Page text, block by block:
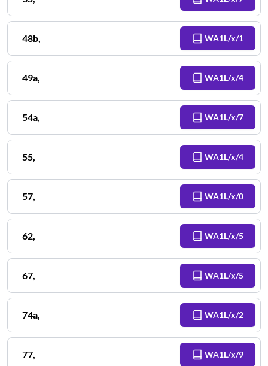
48b, WA1L/x/1
49a, WA1L/x/4
54a, WA1L/x/7
55, WA1L/x/4
57, WA1L/x/0
62, WA1L/x/5
67, WA1L/x/5
74a, WA1L/x/2
77, WA1L/x/9